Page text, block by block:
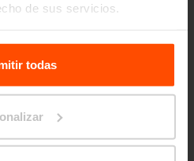
de sus servicios.
Principles Relating to the
todas